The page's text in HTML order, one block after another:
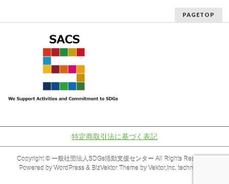
PAGETOP
特定商取引法に基づく表記
Copyright © 一般社団法人SDGs活動支援センター All Rights Reserved.
Powered byWordPress & BizVektor Theme byVektor,Inc. technology.